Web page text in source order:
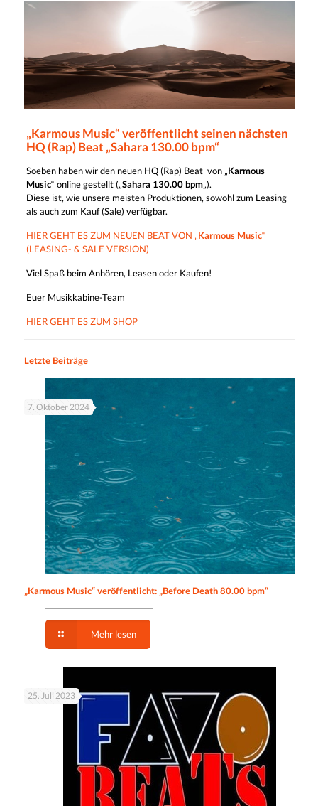
„Karmous Music“ veröffentlicht seinen nächsten
HQ (Rap) Beat „Sahara 130.00 bpm“
Soeben haben wir den neuen HQ (Rap) Beat von „Karmous
Music“ online gestellt („Sahara 130.00 bpm„).
Diese ist, wie unsere meisten Produktionen, sowohl zum Leasing
als auch zum Kauf (Sale) verfügbar.
HIER GEHT ES ZUM NEUEN BEAT VON „Karmous Music“
(LEASING- & SALE VERSION)
Viel Spaß beim Anhören, Leasen oder Kaufen!
Euer Musikkabine-Team
HIER GEHT ES ZUM SHOP
Letzte Beiträge
7. Oktober 2024
„Karmous Music“ veröffentlicht: „Before Death 80.00 bpm“
Mehr lesen
25. Juli 2023